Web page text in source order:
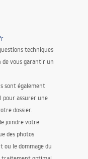
techniques
de vous garantir un
sont également
pour assurer une
dossier.
joindre votre
des photos
le dommage du